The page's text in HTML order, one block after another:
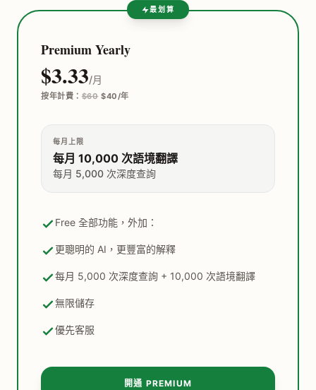
最划算
Premium Yearly
$3.33/月
按年計費： $60$40/年
每月上限
每月 10,000 次語境翻譯
每月 5,000 次深度查詢
Free 全部功能，外加：
更聰明的 AI，更豐富的解釋
每月 5,000 次深度查詢 + 10,000 次語境翻譯
無限儲存
優先客服
開通 PREMIUM